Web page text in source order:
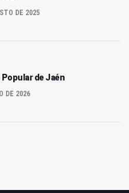
DE 2025
de Jaén
DE 2026